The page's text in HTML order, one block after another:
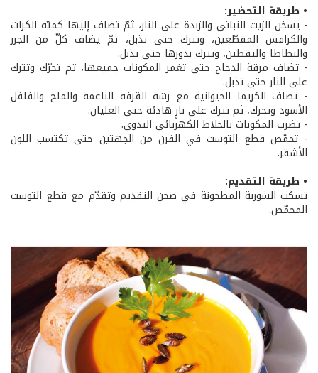
• طريقة التحضير:
- يسخن الزيت النباتي والزبدة على النار، ثمّ تضاف إليها كميّة الكرات
والكرافس المقطّعين، وتترك حتى تذبل، ثمّ يضاف كلّ من الجزر
والبطاطا واليقطين، وتترك بدورها حتى تذبل.
- تضاف مرقة الدجاج حتى تغمر المكونات جميعها، ثم تحرّك وتترك
على النار حتى تذبل.
- تضاف الكريما الحيوانية مع رشة القرفة الناعمة والملح والفلفل
الأسود وتحرك، ثم تترك على نارٍ هادئة حتى الغليان.
- تضرب المكونات بالخلاط الكهربائي اليدوي.
- تحمّص قطع التوست في الفرن من الجهتين حتى تكتسب اللون
الأشقر.
• طريقة التقديم:
تسكب الشوربة المطحونة في صحن التقديم وتقدّم مع قطع التوست
المحمّص.